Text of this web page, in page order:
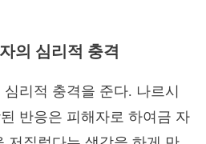
의 심리적 충격
리적 충격을 준다. 나르시
반응은 피해자로 하여금 자